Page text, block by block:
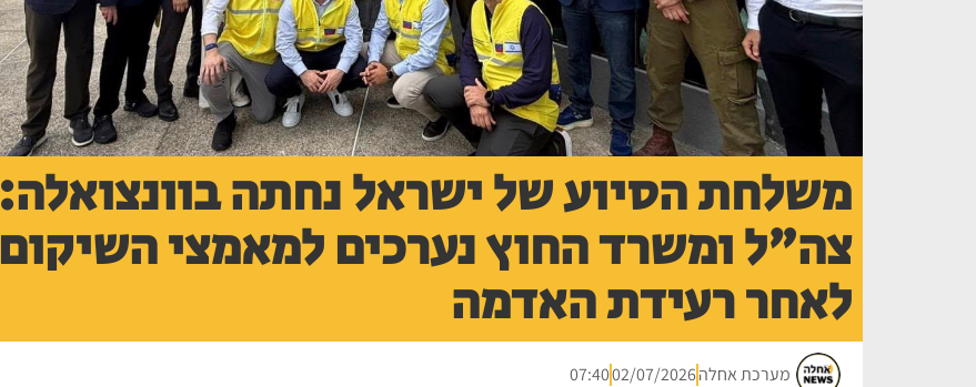
משלחת הסיוע של ישראל נחתה בוונצואלה:
צה"ל ומשרד החוץ נערכים למאמצי השיקום
לאחר רעידת האדמה
מערכת אחלה02/07/2026
07:40